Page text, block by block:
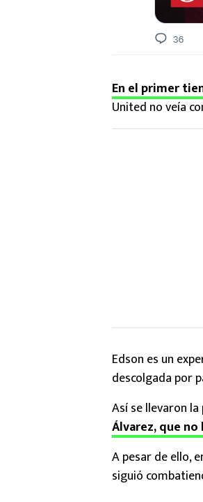
En el primer
United no veía
Edson es un
descolgada por
Así se llevaron
Álvarez, que
A pesar de ello,
siguió